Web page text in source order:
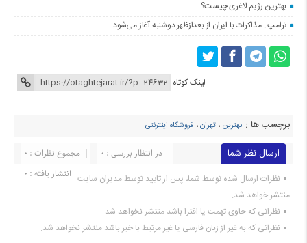
بهترین رژیم لاغری چیست؟
ترامپ : مذاکرات با ایران از بعدازظهر دوشنبه آغاز می‌شود
لینک کوتاه
برچسب ها : بهترین ، تهران، فروشگاه اینترنتی
ارسال نظر شما مجموع نظرات : 0
در انتظار بررسی : 0
انتشار یافته : 0 نظرات ارسال شده توسط شما، پس از تایید توسط مدیران سایت
منتشر خواهد شد.
نظراتی که حاوی تهمت یا افترا باشد منتشر نخواهد شد.
نظراتی که به غیر از زبان فارسی یا غیر مرتبط با خبر باشد منتشر نخواهد شد.